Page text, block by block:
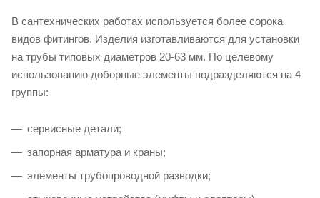
В сантехнических работах используется более сорока
видов фитингов. Изделия изготавливаются для установки
на трубы типовых диаметров 20-63 мм. По целевому
использованию доборные элементы подразделяются на 4
группы:
сервисные детали;
запорная арматура и краны;
элементы трубопроводной разводки;